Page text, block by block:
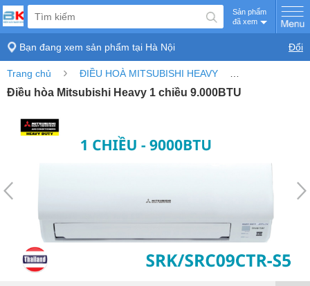
Sản phẩm
đã xem
Bạn đang xem sản phẩm tại Hà Nội Đổi
Trang chủ › ĐIỀU HOÀ MITSUBISHI HEAVY
Điều hòa Mitsubishi Heavy 1 chiều 9.000BTU